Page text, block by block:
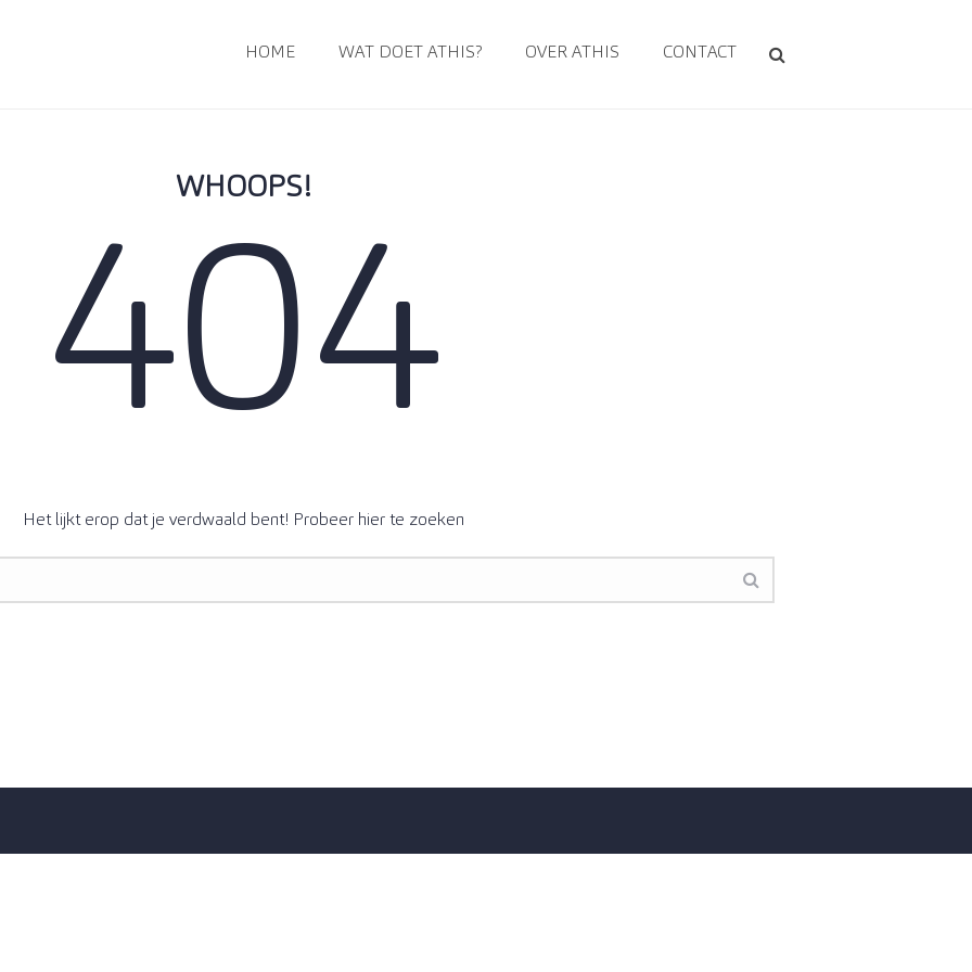
HOME WAT DOET ATHIS? OVER ATHIS CONTACT
WHOOPS!
404
Het lijkt erop dat je verdwaald bent! Probeer hier te zoeken